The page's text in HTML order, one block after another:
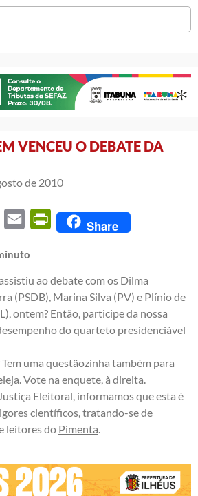
VENCEU O DEBATE DA
de 2010
Twitter Email PrintFriendly
Share
ao debate com os Dilma
(PSDB), Marina Silva (PV) e Plínio de
ontem? Então, participe da nossa
do quarteto presidenciável
uma questãozinha também para
Vote na enquete, à direita.
Eleitoral, informamos que esta é
científicos, tratando-se de
leitores do Pimenta.